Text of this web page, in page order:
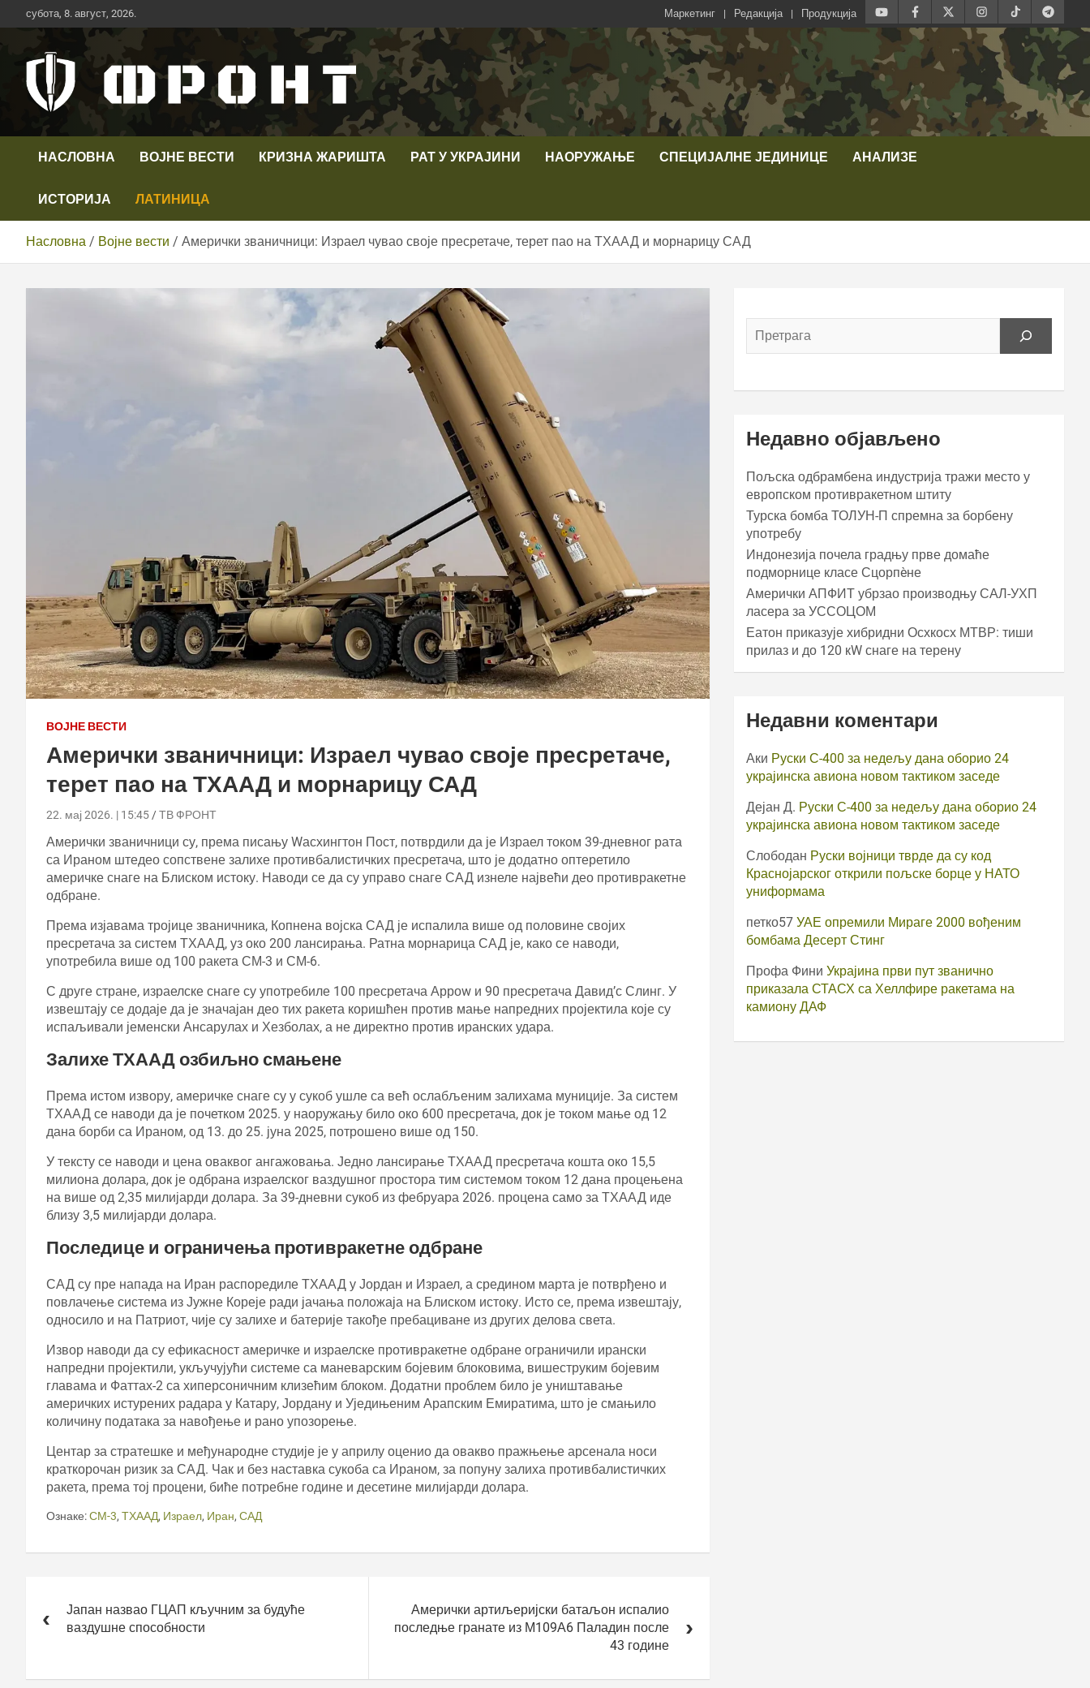
Скип
то
субота, 8. август, 2026. Маркетинг Редакција Продукција
Телевизија ФРОНТ
НАСЛОВНА ВОЈНЕ ВЕСТИ КРИЗНА ЖАРИШТА РАТ У УКРАЈИНИ НАОРУЖАЊЕ СПЕЦИЈАЛНЕ ЈЕДИНИЦЕ АНАЛИЗЕ
ИСТОРИЈА ЛАТИНИЦА
Насловна Војне вести Амерички званичници: Израел чувао своје пресретаче, терет пао на ТХААД и морнарицу САД
ВОЈНЕ ВЕСТИ
Амерички званичници: Израел чувао своје пресретаче,
терет пао на ТХААД и морнарицу САД
22. мај 2026. | 15:45 ТВ ФРОНТ
Амерички званичници су, према писању Wасхингтон Пост, потврдили да је Израел током 39-дневног рата
са Ираном штедео сопствене залихе противбалистичких пресретача, што је додатно оптеретило
америчке снаге на Блиском истоку. Наводи се да су управо снаге САД изнеле највећи део противракетне
одбране.
Према изјавама тројице званичника, Копнена војска САД је испалила више од половине својих
пресретача за систем ТХААД, уз око 200 лансирања. Ратна морнарица САД је, како се наводи,
употребила више од 100 ракета СМ-3 и СМ-6.
С друге стране, израелске снаге су употребиле 100 пресретача Арроw и 90 пресретача Давид’с Слинг. У
извештају се додаје да је значајан део тих ракета коришћен против мање напредних пројектила које су
испаљивали јеменски Ансарулах и Хезболах, а не директно против иранских удара.
Залихе ТХААД озбиљно смањене
Према истом извору, америчке снаге су у сукоб ушле са већ ослабљеним залихама муниције. За систем
ТХААД се наводи да је почетком 2025. у наоружању било око 600 пресретача, док је током мање од 12
дана борби са Ираном, од 13. до 25. јуна 2025, потрошено више од 150.
У тексту се наводи и цена оваквог ангажовања. Једно лансирање ТХААД пресретача кошта око 15,5
милиона долара, док је одбрана израелског ваздушног простора тим системом током 12 дана процењена
на више од 2,35 милијарди долара. За 39-дневни сукоб из фебруара 2026. процена само за ТХААД иде
близу 3,5 милијарди долара.
Последице и ограничења противракетне одбране
САД су пре напада на Иран распоредиле ТХААД у Јордан и Израел, а средином марта је потврђено и
повлачење система из Јужне Кореје ради јачања положаја на Блиском истоку. Исто се, према извештају,
односило и на Патриот, чије су залихе и батерије такође пребациване из других делова света.
Извор наводи да су ефикасност америчке и израелске противракетне одбране ограничили ирански
напредни пројектили, укључујући системе са маневарским бојевим блоковима, вишеструким бојевим
главама и Фаттах-2 са хиперсоничним клизећим блоком. Додатни проблем било је уништавање
америчких истурених радара у Катару, Јордану и Уједињеним Арапским Емиратима, што је смањило
количину података за навођење и рано упозорење.
Центар за стратешке и међународне студије је у априлу оценио да овакво пражњење арсенала носи
краткорочан ризик за САД. Чак и без наставка сукоба са Ираном, за попуну залиха противбалистичких
ракета, према тој процени, биће потребне године и десетине милијарди долара.
Ознаке:СМ-3, ТХААД, Израел, Иран, САД
чланкаЈапан назвао ГЦАП кључним за будуће
ваздушне способности
Амерички артиљеријски батаљон испалио
последње гранате из М109А6 Паладин после
43 године
Недавно објављено
Пољска одбрамбена индустрија тражи место у
европском противракетном штиту
Турска бомба ТОЛУН-П спремна за борбену
употребу
Индонезија почела градњу прве домаће
подморнице класе Сцорпèне
Амерички АПФИТ убрзао производњу САЛ-УХП
ласера за УССОЦОМ
Еатон приказује хибридни Осхкосх МТВР: тиши
прилаз и до 120 кW снаге на терену
Недавни коментари
Аки Руски С-400 за недељу дана оборио 24
украјинска авиона новом тактиком заседе
Дејан Д. Руски С-400 за недељу дана оборио 24
украјинска авиона новом тактиком заседе
Слободан Руски војници тврде да су код
Краснојарског открили пољске борце у НАТО
униформама
петко57 УАЕ опремили Мираге 2000 вођеним
бомбама Десерт Стинг
Профа Фини Украјина први пут званично
приказала СТАСХ са Хеллфире ракетама на
камиону ДАФ